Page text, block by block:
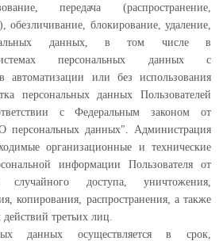
передача (распространение,
обезличивание, блокирование, удаление,
данных, в том числе в
персональных данных с
автоматизации или без использования
персональных данных Пользователей
с Федеральным законом от
персональных данных". Администрация
организационные и технические
информации Пользователя от
случайного доступа, уничтожения,
копирования, распространения, а также
третьих лиц.
данных осуществляется в срок,